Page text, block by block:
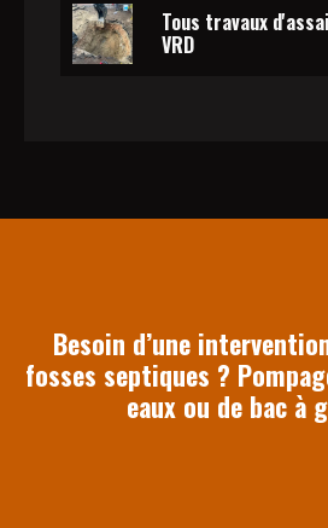
Tous travaux
VRD
Besoin d’une
fosses septiques ?
eaux ou de bac à